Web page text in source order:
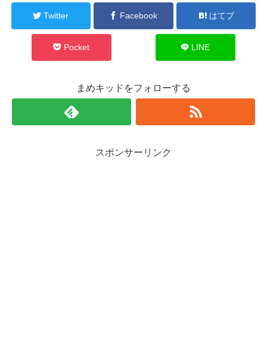
Twitter Facebook はてブ
Pocket LINE
まめキッドをフォローする
スポンサーリンク